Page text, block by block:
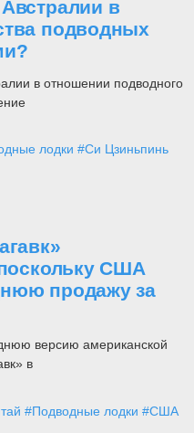
в
подводных
в отношении подводного
лодки #Си Цзиньпинь
США
продажу за
версию американской
в
#Подводные лодки #США